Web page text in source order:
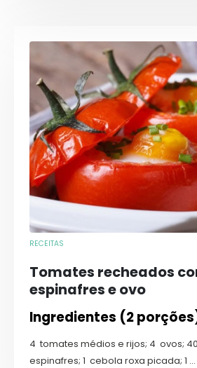
RECEITAS
Tomates recheados
espinafres e ovo
Ingredientes (2
4 tomates médios e rijos; 4 ovos;
espinafres; 1 cebola roxa picada; 1 ...